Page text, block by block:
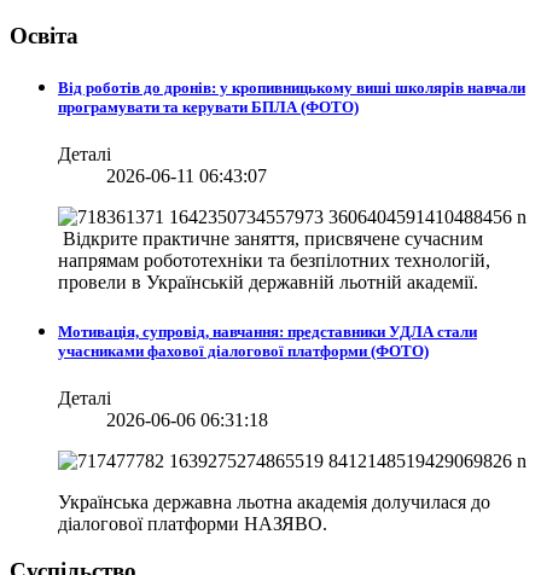
Освіта
Від роботів до дронів: у кропивницькому виші школярів навчали
програмувати та керувати БПЛА (ФОТО)
Деталі
2026-06-11 06:43:07
Відкрите практичне заняття, присвячене сучасним
напрямам робототехніки та безпілотних технологій,
провели в Українській державній льотній академії.
Мотивація, супровід, навчання: представники УДЛА стали
учасниками фахової діалогової платформи (ФОТО)
Деталі
2026-06-06 06:31:18
Українська державна льотна академія долучилася до
діалогової платформи НАЗЯВО.